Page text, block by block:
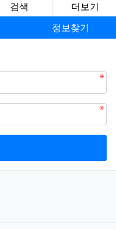
검색
더보기
정보찾기